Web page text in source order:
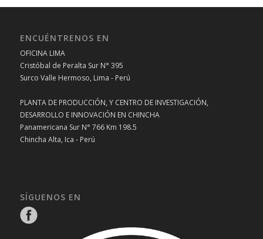
ENCUÉNTRENOS EN
OFICINA LIMA
Cristóbal de Peralta Sur N° 395
Surco Valle Hermoso, Lima - Perú
PLANTA DE PRODUCCIÓN, Y CENTRO DE INVESTIGACIÓN,
DESARROLLO E INNOVACIÓN EN CHINCHA
Panamericana Sur N° 766 Km 198.5
Chincha Alta, Ica - Perú
SÍGUENOS EN